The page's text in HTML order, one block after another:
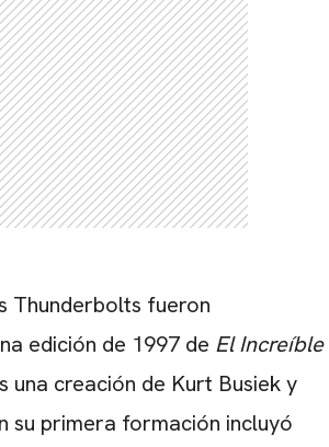
Thunderbolts fueron
edición de 1997 de El Increíble
una creación de Kurt Busiek y
su primera formación incluyó